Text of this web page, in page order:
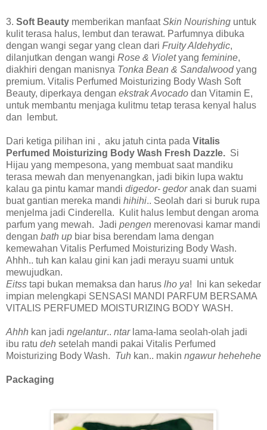
3. Soft Beauty memberikan manfaatSkin Nourishing untuk
kulit terasa halus, lembut dan terawat. Parfumnya dibuka
dengan wangi segar yang clean dari Fruity Aldehydic,
dilanjutkan dengan wangi Rose & Violetyang feminine,
diakhiri dengan manisnya Tonka Bean & Sandalwoodyang
premium. Vitalis Perfumed Moisturizing Body Wash Soft
Beauty, diperkaya dengan ekstrak Avocado dan Vitamin E,
untuk membantu menjaga kulitmu tetap terasa kenyal halus
dan lembut.
Dari ketiga pilihan ini , aku jatuh cinta pada Vitalis
Perfumed Moisturizing Body Wash Fresh Dazzle. Si
Hijau yang mempesona, yang membuat saat mandiku
terasa mewah dan menyenangkan, jadi bikin lupa waktu
kalau ga pintu kamar mandi digedor- gedoranak dan suami
buat gantian mereka mandi hihihi.. Seolah dari si buruk rupa
menjelma jadi Cinderella. Kulit halus lembut dengan aroma
parfum yang mewah. Jadi pengen merenovasi kamar mandi
dengan bath up biar bisa berendam lama dengan
kemewahan Vitalis Perfumed Moisturizing Body Wash.
Ahhh.. tuh kan kalau gini kan jadi merayu suami untuk
mewujudkan.
Eitss tapi bukan memaksa dan harus lho ya! Ini kan sekedar
impian melengkapi SENSASI MANDI PARFUM BERSAMA
VITALIS PERFUMED MOISTURIZING BODY WASH.
Ahhh kan jadi ngelantur.. ntarlama-lama seolah-olah jadi
ibu ratu deh setelah mandi pakai Vitalis Perfumed
Moisturizing Body Wash. Tuh kan.. makin ngawur hehehehe
Packaging